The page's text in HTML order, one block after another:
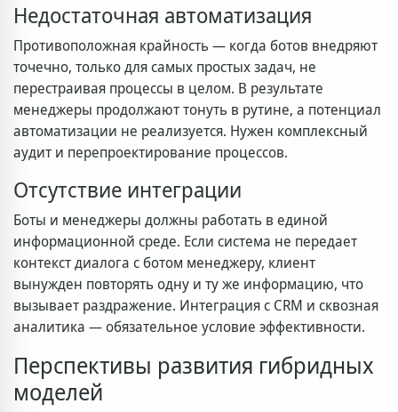
Недостаточная автоматизация
Противоположная крайность — когда ботов внедряют
точечно, только для самых простых задач, не
перестраивая процессы в целом. В результате
менеджеры продолжают тонуть в рутине, а потенциал
автоматизации не реализуется. Нужен комплексный
аудит и перепроектирование процессов.
Отсутствие интеграции
Боты и менеджеры должны работать в единой
информационной среде. Если система не передает
контекст диалога с ботом менеджеру, клиент
вынужден повторять одну и ту же информацию, что
вызывает раздражение. Интеграция с CRM и сквозная
аналитика — обязательное условие эффективности.
Перспективы развития гибридных
моделей